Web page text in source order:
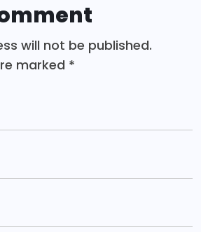
will not be published.
marked *